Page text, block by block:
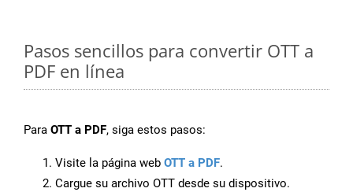
Pasos sencillos para convertir OTT a
PDF en línea
Para OTT a PDF, siga estos pasos:
Visite la página web OTT a PDF.
Cargue su archivo OTT desde su dispositivo.